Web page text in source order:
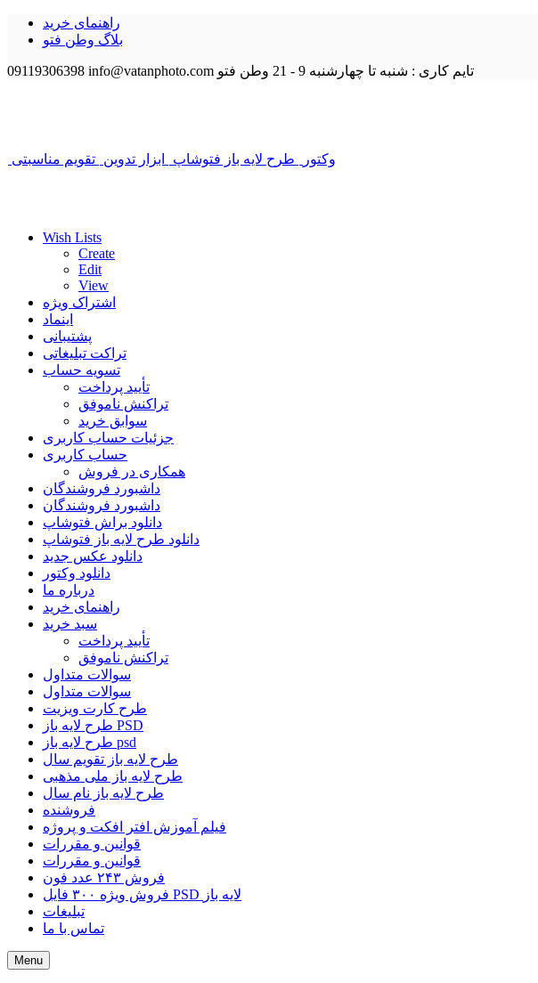
راهنمای خرید
بلاگ وطن فتو
09119306398 info@vatanphoto.com تایم کاری : شنبه تا چهارشنبه 9 - 21 وطن فتو
وکتور طرح لایه باز فتوشاپ ابزار تدوین تقویم مناسبتی
Wish Lists
Create
Edit
View
اشتراک ویژه
اینماد
پشتیبانی
تراکت تبلیغاتی
تسویه حساب
تأیید پرداخت
تراکنش ناموفق
سوابق خرید
جزئیات حساب کاربری
حساب کاربری
همکاری در فروش
داشبورد فروشندگان
داشبورد فروشندگان
دانلود براش فتوشاپ
دانلود طرح لایه باز فتوشاپ
دانلود عکس جدید
دانلود وکتور
درباره ما
راهنمای خرید
سبد خرید
تأیید پرداخت
تراکنش ناموفق
سوالات متداول
سوالات متداول
طرح کارت ویزیت
طرح لایه باز PSD
طرح لایه باز psd
طرح لایه باز تقویم سال
طرح لایه باز ملی مذهبی
طرح لایه باز نام سال
فروشنده
فیلم آموزش افتر افکت و پروژه
قوانین و مقررات
قوانین و مقررات
فروش ۲۴۳ عدد فون
فروش ویژه ۳۰۰ فایل PSD لایه باز
تبلیغات
تماس با ما
Menu